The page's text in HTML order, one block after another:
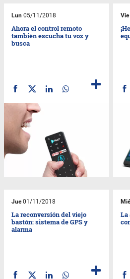
Lun 05/11/2018
Ahora el control remoto
también escucha tu voz y
busca
Vie
Jue01/11/2018
La reconversión del viejo
bastón: sistema de GPS y
alarma
La